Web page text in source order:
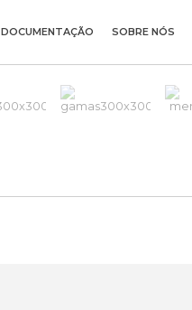
DOCUMENTAÇÃO SOBRE NÓS